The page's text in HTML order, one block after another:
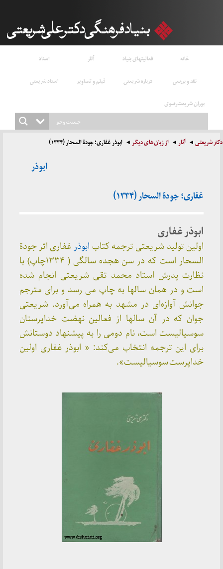
خانه فعالیتهای بنیاد آثار
اسناد
نقد و بررسی
درباره شریعتی فیلم و تصاویر
استاد شریعتی
پوران شریعت‌رضوی
دکتر شریعتی آثار از زبان‌های دیگر ابوذر غفاری؛ جودة السحار (۱۳۳۴)
ابوذر
غفاری؛ جودة السحار (۱۳۳۴)
ابوذر غفاری
اولین تولید شریعتی ترجمه کتاب ابوذرغفاری اثر جودة
السحار است که در سن هجده سالگی ( ۱۳۳۴چاپ) با
نظارت پدرش استاد محمد تقی شریعتی انجام شده
است و در همان سالها به چاپ می رسد و برای مترجم
جوانش آوازه‌ای در مشهد به همراه می‌آورد. شریعتی
جوان که در‌ آن سالها از فعالین نهضت خداپرستان
سوسیالیست است، نام دومی را به پیشنهاد دوستانش
برای این ترجمه انتخاب می‌کند: « ابوذر غفاری اولین
خداپرست سوسیالیست».